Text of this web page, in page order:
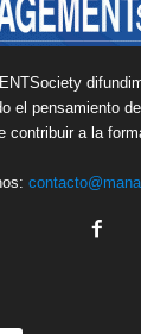
el pensamiento
contribuir a la